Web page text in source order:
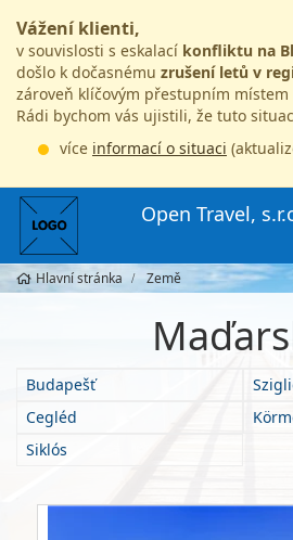
Vážení klienti,
v souvislosti s eskalací konfliktu na
došlo k dočasnému zrušení letů v
zároveň klíčovým přestupním místem
Rádi bychom vás ujistili, že tuto
více informací o situaci
Open Travel,
Hlavní stránka Země
Budapešť
Cegléd
Siklós